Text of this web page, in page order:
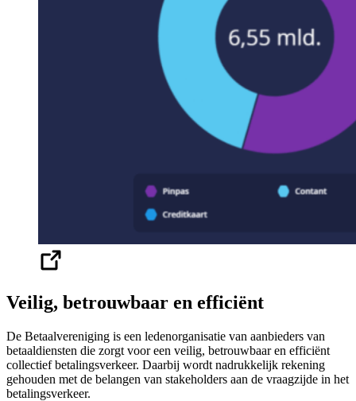
Veilig, betrouwbaar en efficiënt
De Betaalvereniging is een ledenorganisatie van aanbieders van
betaaldiensten die zorgt voor een veilig, betrouwbaar en efficiënt
collectief betalingsverkeer. Daarbij wordt nadrukkelijk rekening
gehouden met de belangen van stakeholders aan de vraagzijde in het
betalingsverkeer.